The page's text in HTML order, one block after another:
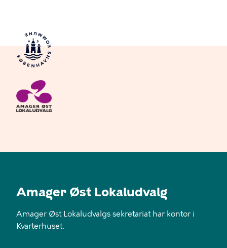
Amager Øst Lokaludvalg
Amager Øst Lokaludvalgs sekretariat har kontor i
Kvarterhuset.